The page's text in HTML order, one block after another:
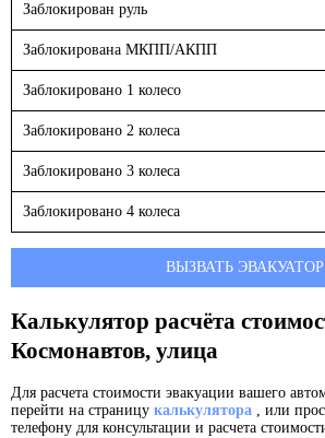
Заблокирован руль
Заблокирована МКПП/АКПП
Заблокировано 1 колесо
Заблокировано 2 колеса
Заблокировано 3 колеса
Заблокировано 4 колеса
ВЫЗВАТЬ ЭВАКУАТОР
Калькулятор расчёта
Космонавтов, улица
Для расчета стоимости эвакуации вашего
перейти на страницу калькулятора , или
телефону для консультации и расчета